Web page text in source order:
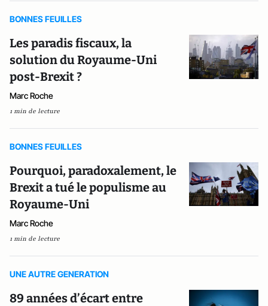
BONNES FEUILLES
Les paradis fiscaux, la
solution du Royaume-Uni
post-Brexit ?
Marc Roche
1 min de lecture
BONNES FEUILLES
Pourquoi, paradoxalement, le
Brexit a tué le populisme au
Royaume-Uni
Marc Roche
1 min de lecture
UNE AUTRE GENERATION
89 années d’écart entre